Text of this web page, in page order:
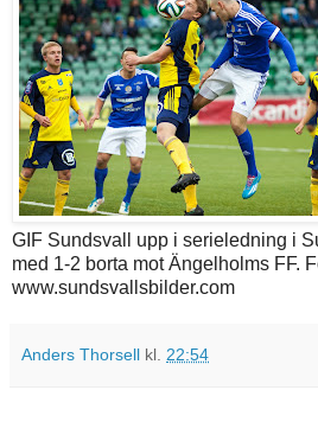
GIF Sundsvall upp i serieledning i
med 1-2 borta mot Ängelholms FF.
www.sundsvallsbilder.com
Anders Thorsell kl. 22:54